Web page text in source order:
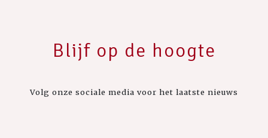
Blijf op de hoogte
Volg onze sociale media voor het laatste nieuws